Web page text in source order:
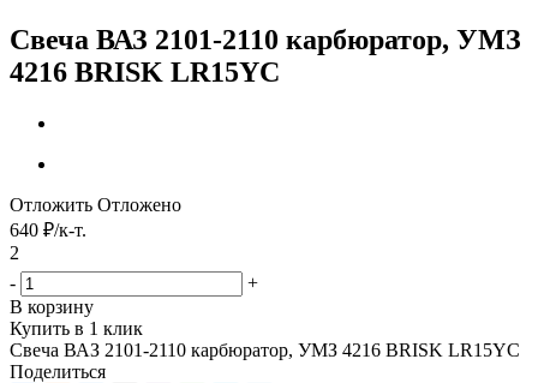
Свеча ВАЗ 2101-2110 карбюратор, УМЗ
4216 BRISK LR15YC
Отложить Отложено
640 ₽/к-т.
2
-
+
В корзину
Купить в 1 клик
Свеча ВАЗ 2101-2110 карбюратор, УМЗ 4216 BRISK LR15YC
Поделиться